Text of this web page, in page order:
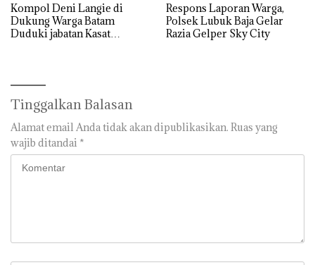
Kompol Deni Langie di
Dukung Warga Batam
Duduki jabatan Kasat
Respons Laporan Warga,
Polsek Lubuk Baja Gelar
Razia Gelper Sky City
Tinggalkan Balasan
Alamat email Anda tidak akan dipublikasikan. Ruas yang
wajib ditandai *